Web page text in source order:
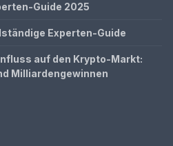
Guide 2025
Experten-Guide
auf den Krypto-Markt:
Milliardengewinnen